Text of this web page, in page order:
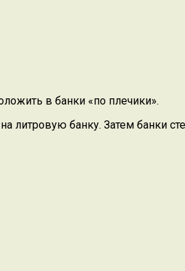
в банки «по плечики».
литровую банку. Затем банки